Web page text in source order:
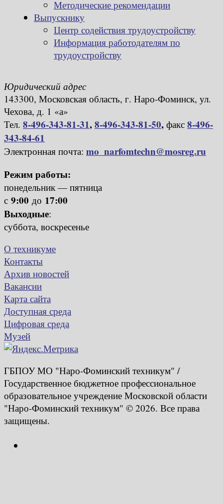
Методические рекомендации
Выпускнику
Центр содействия трудоустройству
Информация работодателям по
трудоустройству
Юридический адрес
143300, Московская область, г. Наро-Фоминск, ул.
Чехова, д. 1 «а»
Тел. 8-496-343-81-31,8-496-343-81-50, факс 8-496-
343-84-61
Электронная почта: mo_narfomtechn@mosreg.ru
Режим работы:
понедельник — пятница
с 9:00 до 17:00
Выходные:
суббота, воскресенье
О техникуме
Контакты
Архив новостей
Вакансии
Карта сайта
Доступная среда
Цифровая среда
Музей
ГБПОУ МО "Наро-Фоминский техникум" /
Государственное бюджетное профессиональное
образовательное учреждение Московской области
"Наро-Фоминский техникум" © 2026. Все права
защищены.